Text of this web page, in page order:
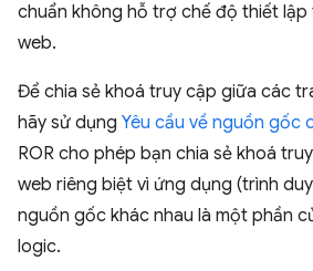
chuẩn không hỗ trợ chế độ thiết lập
web.
Để chia sẻ khoá truy cập giữa các
hãy sử dụng Yêu cầu về nguồn gốc
ROR cho phép bạn chia sẻ khoá
web riêng biệt vì ứng dụng (trình
nguồn gốc khác nhau là một phần
logic.